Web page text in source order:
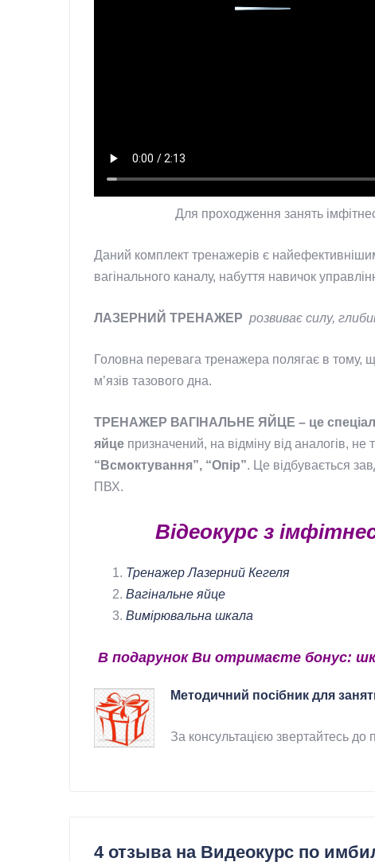
Для проходження занять
Даний комплект тренажерів є
вагінального каналу, набуття навичок
ЛАЗЕРНИЙ ТРЕНАЖЕР розвиває силу,
Головна перевага тренажера полягає в тому,
м’язів тазового дна.
ТРЕНАЖЕР ВАГІНАЛЬНЕ ЯЙЦЕ – це
яйце призначений, на відміну від аналогів,
“Всмоктування”, “Опір”. Це відбувається
ПВХ.
Відеокурс з
Тренажер Лазерний Кегеля
Вагінальне яйце
Вимірювальна шкала
В подарунок Ви отримаєте бонус:
Методичний посібник для
За консультацією звертайтесь до
4 отзыва на Видеокурс по